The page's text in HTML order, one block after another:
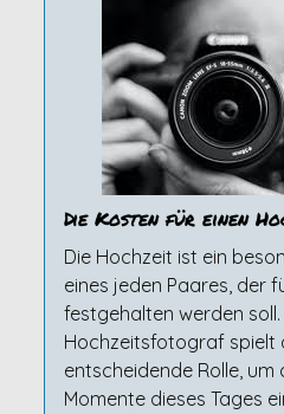
Die Kosten für einen
Die Hochzeit ist ein
eines jeden Paares, der
festgehalten werden
Hochzeitsfotograf spielt
entscheidende Rolle, um
Momente dieses Tages